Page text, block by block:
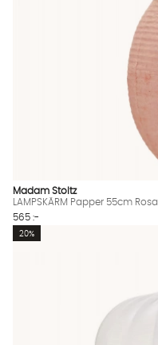
Madam Stoltz
LAMPSKÄRM Papper 55cm Rosa
565 :-
20%